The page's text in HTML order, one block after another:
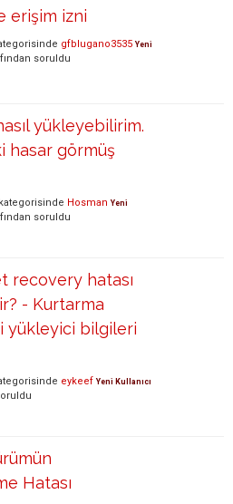
erişim izni
gfblugano3535 Yeni
soruldu
yükleyebilirim.
hasar görmüş
kategorisinde Hosman Yeni
soruldu
recovery hatası
- Kurtarma
yükleyici bilgileri
eykeef Yeni Kullanıcı
Hatası